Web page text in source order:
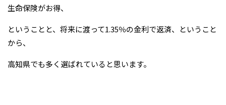
生命保険がお得、
ということと、将来に渡って1.35％の金利で返済、ということ
から、
高知県でも多く選ばれていると思います。